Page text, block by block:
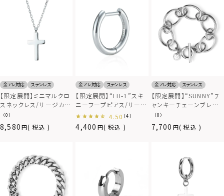
金アレ対応 ステンレス
【限定展開】ミニマルクロ
スネックレス/サージカル
ステンレス316L（金属ア
レルギー対応）
（0）
8,580 税込
金アレ対応 ステンレス
【限定展開】“LH-1”スキ
ニーフープピアス/サージ
カルステンレス（金属アレ
ルギー対応）
4.50 （4）
4,400 税込
金アレ対応 ステンレス
【限定展開】“SUNNY”チ
ャンキーチェーンブレス
レット/サージカルステン
レス（金属アレルギー対
応）
（0）
7,700 税込